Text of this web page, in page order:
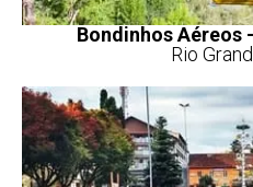
Bondinhos Aéreos
Rio